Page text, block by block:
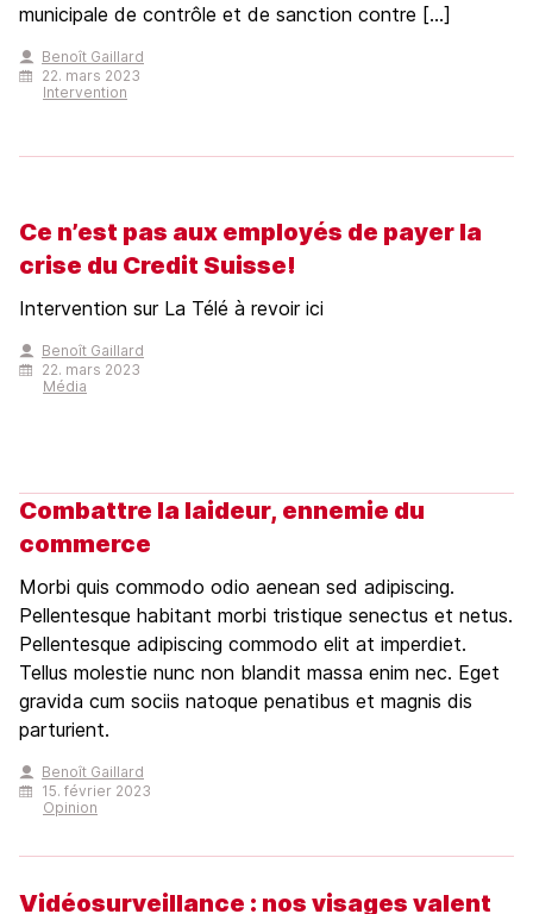
municipale de contrôle et de sanction contre […]
Benoît Gaillard
22. mars 2023
Intervention
Ce n’est pas aux employés de payer la
crise du Credit Suisse!
Intervention sur La Télé à revoir ici
Benoît Gaillard
22. mars 2023
Média
Combattre la laideur, ennemie du
commerce
Morbi quis commodo odio aenean sed adipiscing.
Pellentesque habitant morbi tristique senectus et netus.
Pellentesque adipiscing commodo elit at imperdiet.
Tellus molestie nunc non blandit massa enim nec. Eget
gravida cum sociis natoque penatibus et magnis dis
parturient.
Benoît Gaillard
15. février 2023
Opinion
Vidéosurveillance : nos visages valent